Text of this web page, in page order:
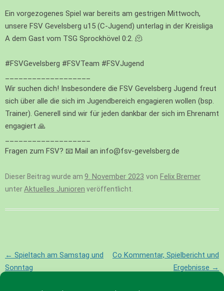
Ein vorgezogenes Spiel war bereits am gestrigen Mittwoch,
unsere FSV Gevelsberg u15 (C-Jugend) unterlag in der Kreisliga
A dem Gast vom TSG Sprockhövel 0:2. 🫠
#FSVGevelsberg #FSVTeam #FSVJugend
Wir suchen dich! Insbesondere die FSV Gevelsberg Jugend freut
sich über alle die sich im Jugendbereich engagieren wollen (bsp.
Trainer). Generell sind wir für jeden dankbar der sich im Ehrenamt
engagiert 🙏
Fragen zum FSV? 📧 Mail an info@fsv-gevelsberg.de
Dieser Beitrag wurde am 9. November 2023 von Felix Bremer
unterAktuelles Junioren veröffentlicht.
Beitragsnavigation
← Spieltach am Samstag und
Sonntag
Co Kommentar, Spielbericht und
Ergebnisse →